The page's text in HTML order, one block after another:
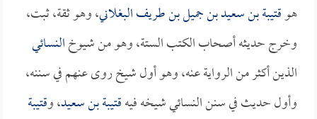
هوقتيبة بن سعيد بن جميل بن طريف البغلاني، وهو ثقة، ثبت،
وخرج حديثه أصحاب الكتب الستة، وهو من شيوخالنسائي
الذين أكثر من الرواية عنه، وهو أول شيخ روى عنهم في سننه،
وأول حديث في سنن النسائي شيخه فيهقتيبة بن سعيد، وقتيبة